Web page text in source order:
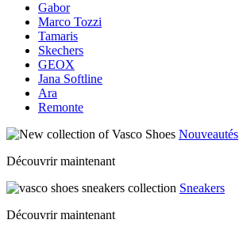
Gabor
Marco Tozzi
Tamaris
Skechers
GEOX
Jana Softline
Ara
Remonte
Nouveautés
Découvrir maintenant
Sneakers
Découvrir maintenant